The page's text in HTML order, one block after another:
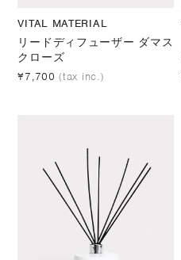
VITAL MATERIAL
リードディフューザー ダマス
クローズ
¥7,700 (tax inc.)